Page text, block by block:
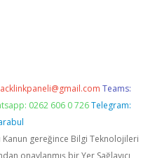
Teams:
0262 606 0 726 Telegram:
Kanun gereğince Bilgi Teknolojileri
onaylanmış bir Yer Sağlayıcı